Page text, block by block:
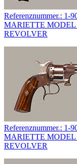
Referenznummer.: 1-
MARIETTE MODEL
REVOLVER
Referenznummer.: 1-
MARIETTE MODEL
REVOLVER